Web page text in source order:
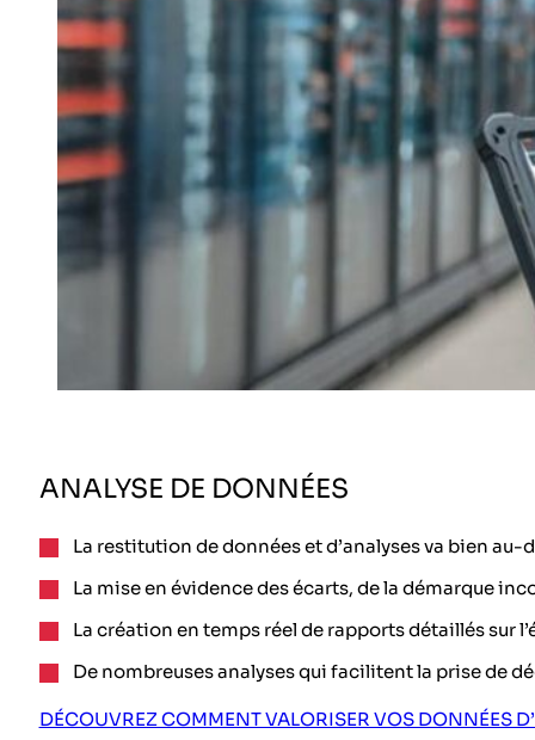
ANALYSE DE DONNÉES
La restitution de données et d’analyses va bien
La mise en évidence des écarts, de la démarque
La création en temps réel de rapports détaillés sur
De nombreuses analyses qui facilitent la prise de
DÉCOUVREZ COMMENT VALORISER VOS DONNÉES